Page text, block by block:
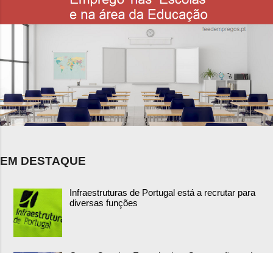
EM DESTAQUE
Infraestruturas de Portugal está a recrutar para
diversas funções